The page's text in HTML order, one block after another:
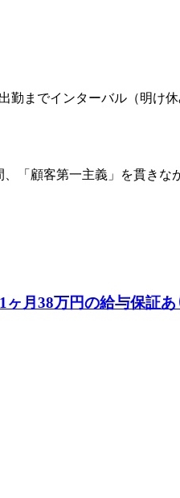
勤までインターバル（明け休
「顧客第一主義」を貫き
月38万円の給与保証